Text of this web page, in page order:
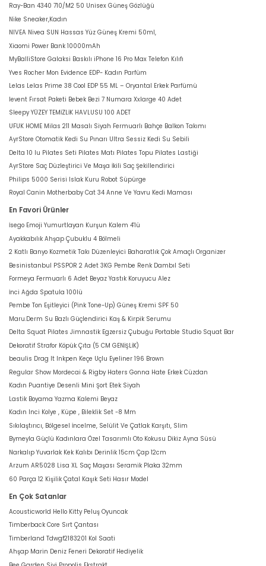
Ray-Ban 4340 710/M2 50 Unisex Güneş Gözlüğü
Nike Sneaker,Kadın
NIVEA Nivea SUN Hassas Yüz Güneş Kremi 50ml,
Xiaomi Power Bank 10000mAh
MyBalliStore Galaksi Baskılı iPhone 16 Pro Max Telefon Kılıfı
Yves Rocher Mon Evidence EDP- Kadın Parfüm
Lelas Lelas Prime 38 Cool EDP 55 ML – Oryantal Erkek Parfümü
levent Fırsat Paketi Bebek Bezi 7 Numara Xxlarge 40 Adet
Sleepy YÜZEY TEMİZLİK HAVLUSU 100 ADET
UFUK HOME Milas 211 Masalı Siyah Fermuarlı Bahçe Balkon Takımı
AyrStore Otomatik Kedi Su Pınarı Ultra Sessiz Kedi Su Sebili
Delta 10 lu Pilates Seti Pilates Matı Pilates Topu Pilates Lastiği
AyrStore Saç Düzleştirici Ve Maşa İkili Saç Şekillendirici
Philips 5000 Serisi Islak Kuru Robot Süpürge
Royal Canin Motherbaby Cat 34 Anne Ve Yavru Kedi Maması
En Favori Ürünler
İsego Emoji Yumurtlayan Kurşun Kalem 4'lü
Ayakkabılık Ahşap Çubuklu 4 Bölmeli
2 Katlı Banyo Kozmetik Takı Düzenleyici Baharatlık Çok Amaçlı Organizer
Besinistanbul PSSPOR 2 Adet 3KG Pembe Renk Dambıl Seti
Formeya Fermuarlı 6 Adet Beyaz Yastık Koruyucu Alez
İnci Ağda Spatula 100lü
Pembe Ton Eşitleyici (Pink Tone-Up) Güneş Kremi SPF 50
Maru.Derm Su Bazlı Güçlendirici Kaş & Kirpik Serumu
Delta Squat Pilates Jimnastik Egzersiz Çubuğu Portable Studio Squat Bar
Dekoratif Strafor Köpük Çıta (5 CM GENİŞLİK)
beaulis Drag It Inkpen Keçe Uçlu Eyeliner 196 Brown
Regular Show Mordecai & Rigby Haters Gonna Hate Erkek Cüzdan
Kadın Puantiye Desenli Mini Şort Etek Siyah
Lastik Boyama Yazma Kalemi Beyaz
Kadın Inci Kolye , Küpe , Bileklik Set -8 Mm
Sıkılaştırıcı, Bölgesel İncelme, Selülit Ve Çatlak Karşıtı, Slim
Bymeyla Güçlü Kadınlara Özel Tasarımlı Oto Kokusu Dikiz Ayna Süsü
Narkalıp Yuvarlak Kek Kalıbı Derinlik 15cm Çap 12cm
Arzum AR5028 Lisa XL Saç Maşası Seramik Plaka 32mm
60 Parça 12 Kişilik Çatal Kaşık Seti Hasır Model
En Çok Satanlar
Acousticworld Hello Kitty Peluş Oyuncak
Timberback Core Sırt Çantası
Timberland Tdwgf2183201 Kol Saati
Ahşap Marin Deniz Feneri Dekoratif Hediyelik